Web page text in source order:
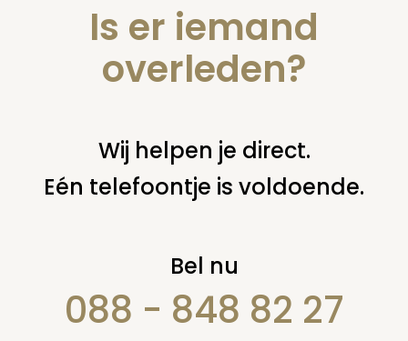
Landelijke uitvaartonderneming
U bent hier: home notarieel leningen schenkingen
Leningen
schenkingen
Rubrieken
Is er iemand
overleden?
Wij helpen je direct.
Eén telefoontje is voldoende.
Bel nu
088 - 848 82 27